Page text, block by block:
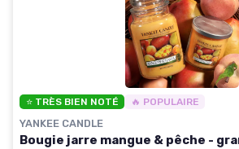
⭐ TRÈS BIEN NOTÉ 🔥 POPULAIRE
YANKEE CANDLE
Bougie jarre mangue & pêche -